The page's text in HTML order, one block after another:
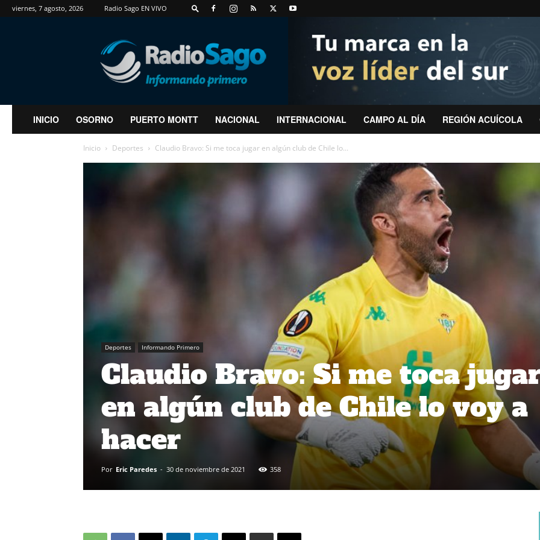
viernes, 7 agosto, 2026 Radio Sago EN VIVO
RadioSago
INICIO OSORNO PUERTO MONTT NACIONAL INTERNACIONAL CAMPO AL DÍA REGIÓN ACUÍCOLA
Inicio Deportes Claudio Bravo: Si me toca jugar en algún club de Chile lo...
Deportes Informando Primero
Claudio Bravo: Si me toca
en algún club de Chile lo voy a
hacer
Por Eric Paredes - 30 de noviembre de 2021 358